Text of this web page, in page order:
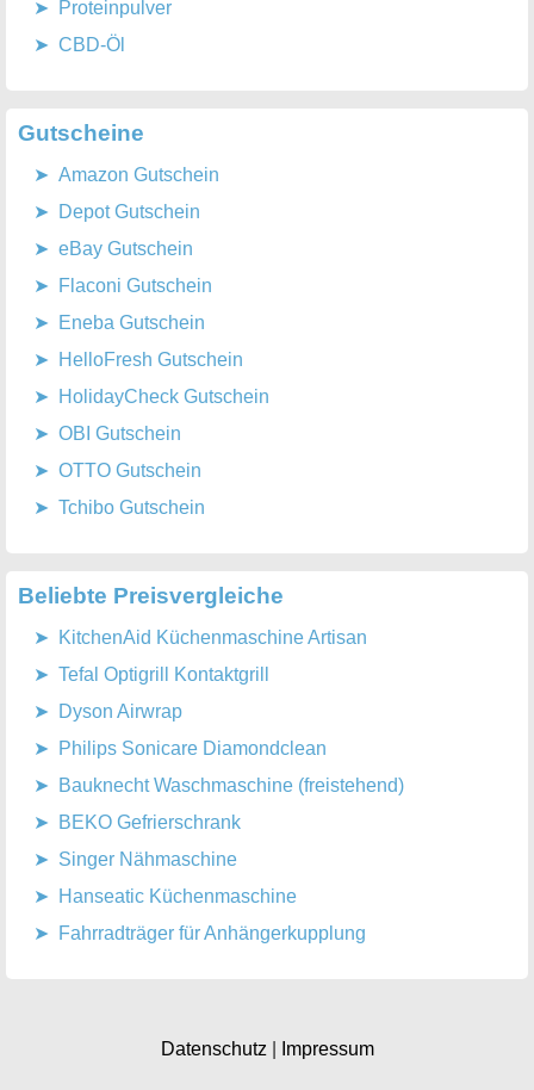
Proteinpulver
CBD-Öl
Gutscheine
Amazon Gutschein
Depot Gutschein
eBay Gutschein
Flaconi Gutschein
Eneba Gutschein
HelloFresh Gutschein
HolidayCheck Gutschein
OBI Gutschein
OTTO Gutschein
Tchibo Gutschein
Beliebte Preisvergleiche
KitchenAid Küchenmaschine Artisan
Tefal Optigrill Kontaktgrill
Dyson Airwrap
Philips Sonicare Diamondclean
Bauknecht Waschmaschine (freistehend)
BEKO Gefrierschrank
Singer Nähmaschine
Hanseatic Küchenmaschine
Fahrradträger für Anhängerkupplung
Datenschutz| Impressum